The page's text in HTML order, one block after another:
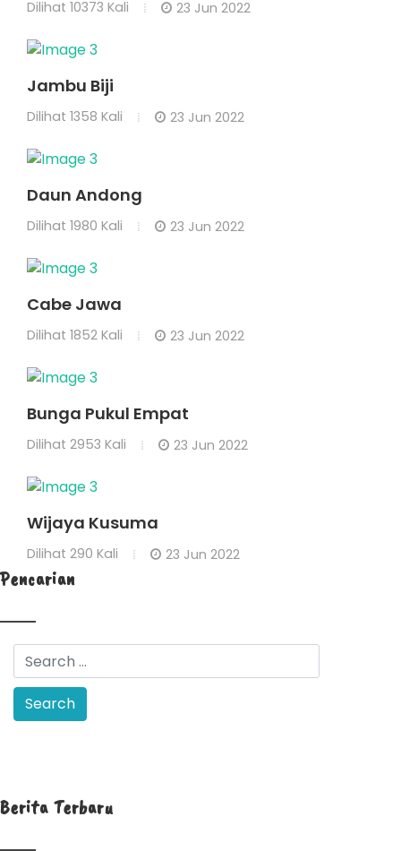
Dilihat 10373 Kali 23 Jun 2022
Jambu Biji
Dilihat 1358 Kali 23 Jun 2022
Daun Andong
Dilihat 1980 Kali 23 Jun 2022
Cabe Jawa
Dilihat 1852 Kali 23 Jun 2022
Bunga Pukul Empat
Dilihat 2953 Kali 23 Jun 2022
Wijaya Kusuma
Dilihat 290 Kali 23 Jun 2022
Pencarian
Berita Terbaru